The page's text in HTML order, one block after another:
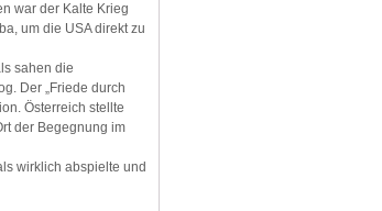
war der Kalte Krieg
um die USA direkt zu
sahen die
Der „Friede durch
Österreich stellte
der Begegnung im
wirklich abspielte und